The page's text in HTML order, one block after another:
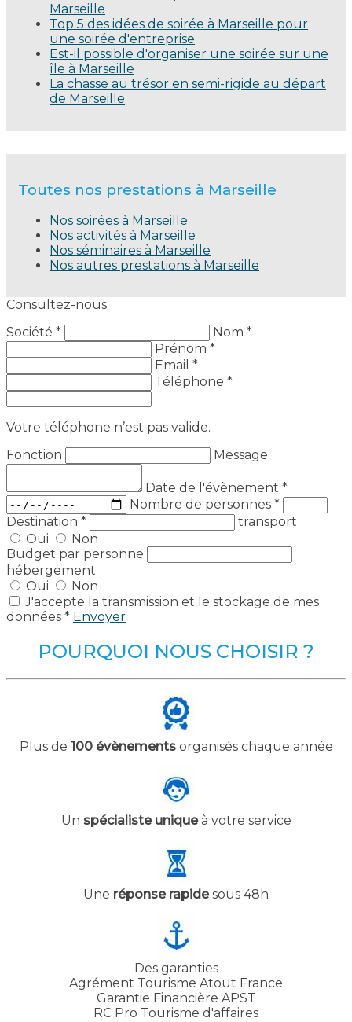
Marseille
Top 5 des idées de soirée à Marseille pour
une soirée d'entreprise
Est-il possible d'organiser une soirée sur une
île à Marseille
La chasse au trésor en semi-rigide au départ
de Marseille
Toutes nos prestations à Marseille
Nos soirées à Marseille
Nos activités à Marseille
Nos séminaires à Marseille
Nos autres prestations à Marseille
Consultez-nous
Société *
Nom *
Prénom *
Email *
Téléphone *
Votre téléphone n’est pas valide.
Fonction
Message
Date de l'évènement *
Nombre de personnes *
Destination *
transport
Oui
Non
Budget par personne
hébergement
Oui
Non
J'accepte la transmission et le stockage de mes
données * Envoyer
POURQUOI NOUS CHOISIR ?
Plus de 100 évènementsorganisés chaque année
Un spécialiste uniqueà votre service
Une réponse rapidesous 48h
Des garanties
Agrément Tourisme Atout France
Garantie Financière APST
RC Pro Tourisme d'affaires